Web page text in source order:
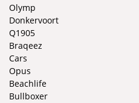
Olymp
Donkervoort
Q1905
Braqeez
Cars
Opus
Beachlife
Bullboxer